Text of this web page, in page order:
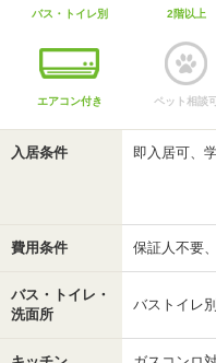
バス・トイレ別 2階以上
エアコン付き ペット相談
入居条件 即入居可、
費用条件 保証人不要
バス・トイレ・
洗面所
バストイレ